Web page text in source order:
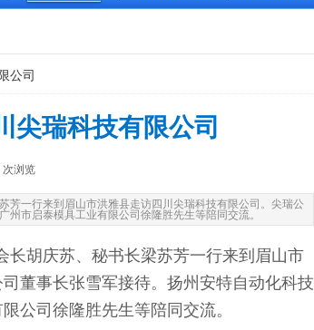
公司
尖瑞科技有限公司
次浏览
芳一行来到眉山市洪雅县走访四川尖瑞科技有限公司。尖瑞公
市启泰模具工业有限公司徐隆胜先生等陪同交流。
长胡庆苏、秘书长梁苏芳一行来到眉山市
董事长张雪军接待。扬州安特自动化科技
公司徐隆胜先生等陪同 交流。